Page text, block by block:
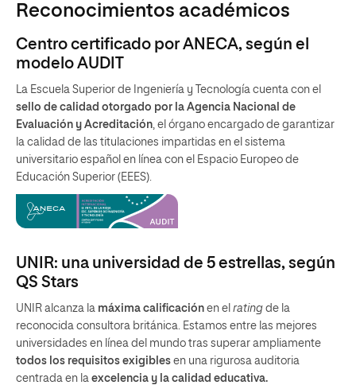
Reconocimientos académicos
Centro certificado por ANECA, según el
modelo AUDIT
La Escuela Superior de Ingeniería y Tecnología cuenta con el
sello de calidad otorgado por la Agencia Nacional de
Evaluación y Acreditación, el órgano encargado de garantizar
la calidad de las titulaciones impartidas en el sistema
universitario español en línea con el Espacio Europeo de
Educación Superior (EEES).
UNIR: una universidad de 5 estrellas, según
QS Stars
UNIR alcanza la máxima calificación en el rating de la
reconocida consultora británica. Estamos entre las mejores
universidades en línea del mundo tras superar ampliamente
todos los requisitos exigibles en una rigurosa auditoria
centrada en la excelencia y la calidad educativa.